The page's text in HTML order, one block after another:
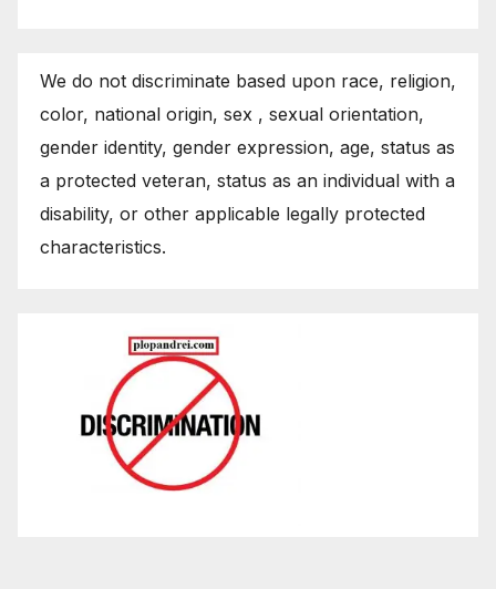
We do not discriminate based upon race, religion,
color, national origin, sex , sexual orientation,
gender identity, gender expression, age, status as
a protected veteran, status as an individual with a
disability, or other applicable legally protected
characteristics.